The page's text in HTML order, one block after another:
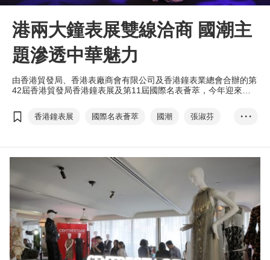
港兩大鐘表展雙線洽商 國潮主
題滲透中華魅力
由香港貿發局、香港表廠商會有限公司及香港鐘表業總會合辦的第
42屆香港貿發局香港鐘表展及第11屆國際名表薈萃，今年迎來全
創商機。
香港鐘表展 國際名表薈萃 國潮
張淑芬
香港國際鐘表論壇
亞洲鐘表研討會
香港鐘表設計比賽
• • •